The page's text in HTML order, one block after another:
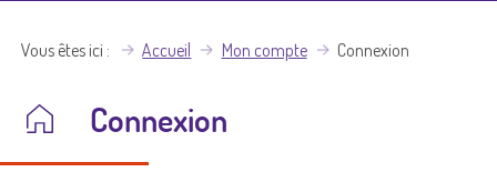
Vous êtes ici Accueil Mon compte Connexion
Connexion